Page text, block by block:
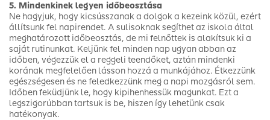
5. Mindenkinek legyen időbeosztása
Ne hagyjuk, hogy kicsússzanak a dolgok a kezeink közül, ezért
állítsunk fel napirendet. A sulisoknak segíthet az iskola által
meghatározott időbeosztás, de mi felnőttek is alakítsuk ki a
saját rutinunkat. Keljünk fel minden nap ugyan abban az
időben, végezzük el a reggeli teendőket, aztán mindenki
korának megfelelően lásson hozzá a munkájához. Étkezzünk
egészségesen és ne feledkezzünk meg a napi mozgásról sem.
Időben feküdjünk le, hogy kipihenhessük magunkat. Ezt a
legszigorúbban tartsuk is be, hiszen így lehetünk csak
hatékonyak.